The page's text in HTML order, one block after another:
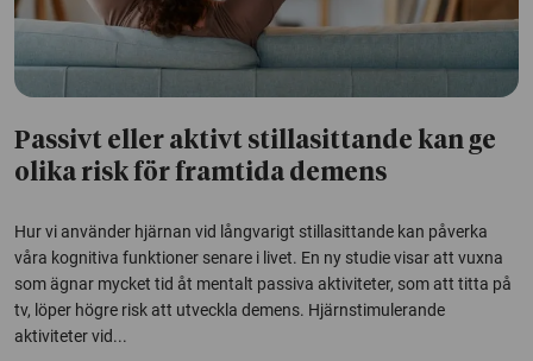
Passivt eller aktivt stillasittande kan ge
olika risk för framtida demens
Hur vi använder hjärnan vid långvarigt stillasittande kan påverka
våra kognitiva funktioner senare i livet. En ny studie visar att vuxna
som ägnar mycket tid åt mentalt passiva aktiviteter, som att titta på
tv, löper högre risk att utveckla demens. Hjärnstimulerande
aktiviteter vid...